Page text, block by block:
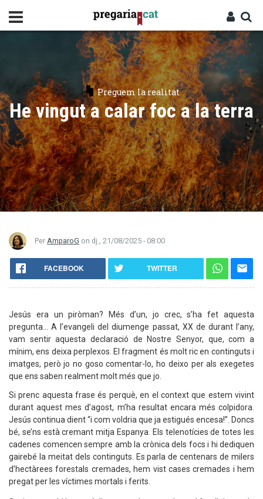
contingut
Entra
Preguem la realitat
He vingut a calar foc a la terra
Per AmparoG on dj., 21/08/2025 - 08:00
FACEBOOK TWITTER
Jesús era un piròman? Més d’un, jo crec, s’ha fet aquesta
pregunta… A l’evangeli del diumenge passat, XX de durant l’any,
vam sentir aquesta declaració de Nostre Senyor, que, com a
mínim, ens deixa perplexos. El fragment és molt ric en continguts i
imatges, però jo no goso comentar-lo, ho deixo per als exegetes
que ens saben realment molt més que jo.
Si prenc aquesta frase és perquè, en el context que estem vivint
durant aquest mes d’agost, m’ha resultat encara més colpidora.
Jesús continua dient “i com voldria que ja estigués encesa!”. Doncs
bé, se’ns està cremant mitja Espanya. Els telenotícies de totes les
cadenes comencen sempre amb la crònica dels focs i hi dediquen
gairebé la meitat dels continguts. Es parla de centenars de milers
d’hectàrees forestals cremades, hem vist cases cremades i hem
pregat per les víctimes mortals i ferits.